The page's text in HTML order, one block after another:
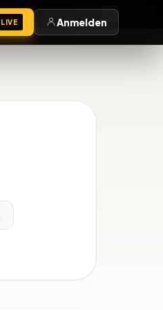
Anmelden
LIVE Anmelden